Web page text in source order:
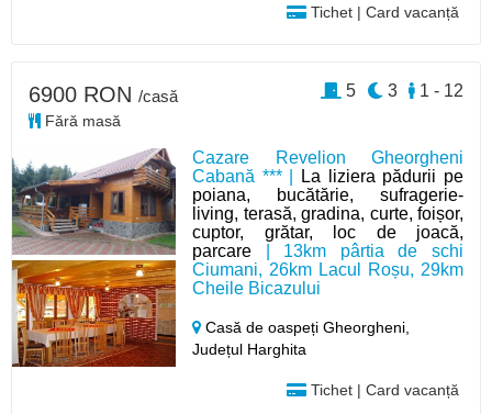
Tichet | Card vacanță
Cazare Revelion Gheorgheni
Cabană *** |
La liziera pădurii pe
poiana, bucătărie, sufragerie-
living, terasă, gradina, curte, foișor,
cuptor, grătar, loc de joacă,
parcare | 13km pârtia de schi
Ciumani, 26km Lacul Roșu, 29km
Cheile Bicazului
Casă de oaspeți Gheorgheni,
Județul Harghita
Tichet | Card vacanță
6900 RON /casă
Fără masă
1 - 12
3
5